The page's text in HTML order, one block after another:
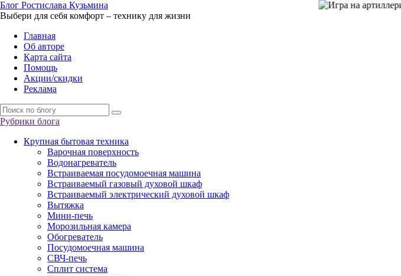
Блог Ростислава Кузьмина
Выбери для себя комфорт – технику для жизни
Главная
Об авторе
Карта сайта
Помощь
Акции/скидки
Реклама
Рубрики блога
Крупная бытовая техника
Варочная поверхность
Водонагреватель
Встраиваемая посудомоечная машина
Встраиваемый газовый духовой шкаф
Встраиваемый электрический духовой шкаф
Вытяжка
Мини-печь
Морозильная камера
Обогреватель
Посудомоечная машина
СВЧ-печь
Сплит система